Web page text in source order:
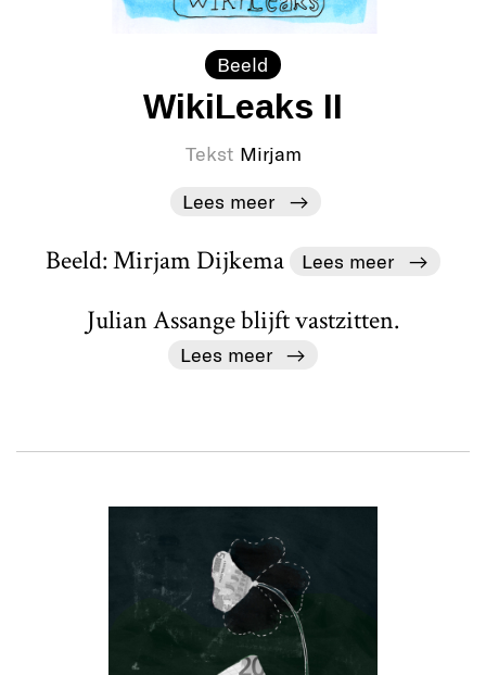
Beeld
WikiLeaks II
Tekst Mirjam
Lees meer
Beeld: Mirjam Dijkema Lees meer
Julian Assange blijft vastzitten.
Lees meer